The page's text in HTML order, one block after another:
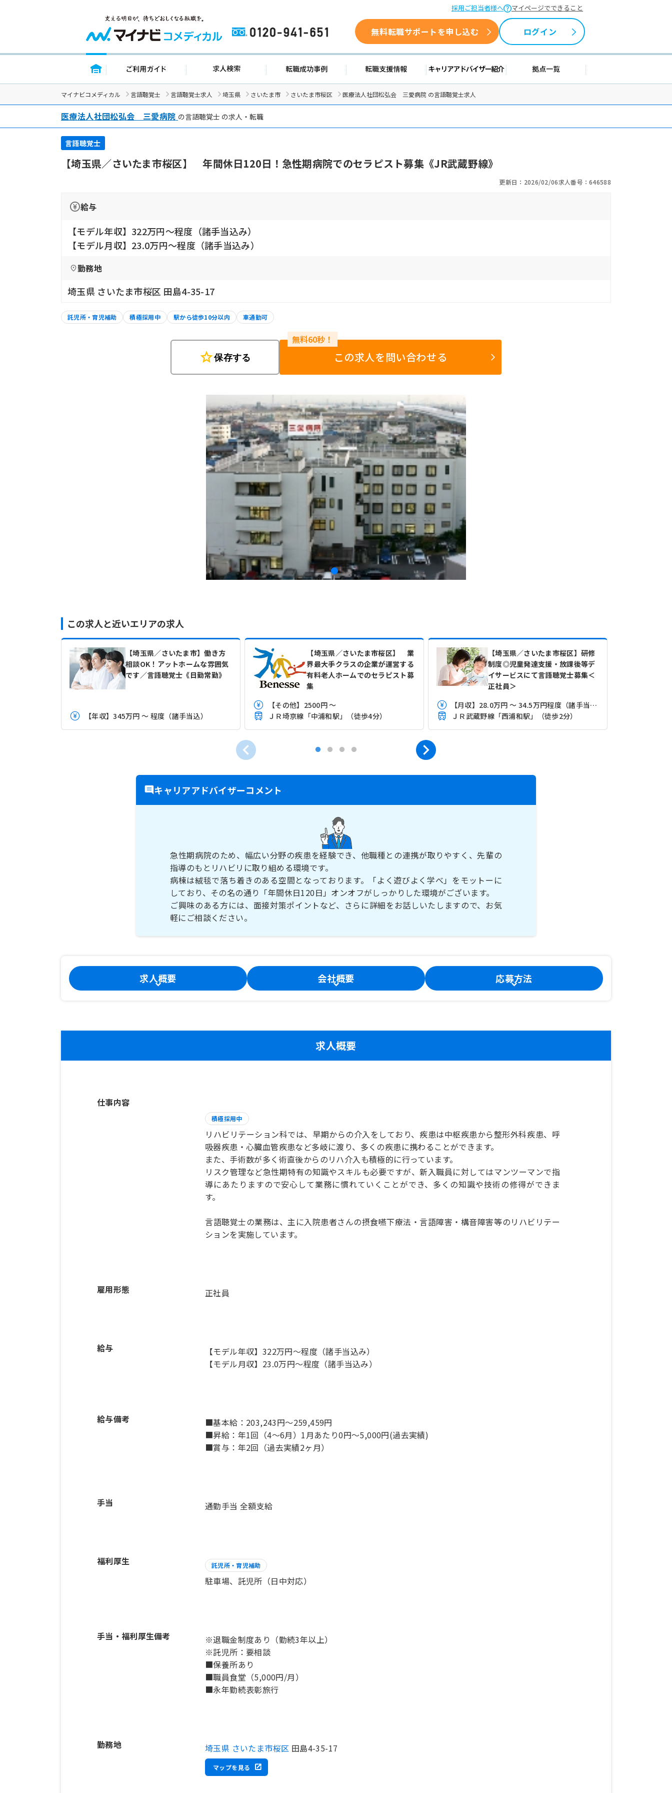
採用ご担当者様へ マイページでできること
0120-941-651 無料転職サポートを申し込む ログイン
トップページ ご利用ガイド 求人検索 転職成功事例 転職支援情報 キャリアアドバイザー紹介 拠点一覧
マイナビコメディカル 言語聴覚士 言語聴覚士求人 埼玉県 さいたま市 さいたま市桜区 医療法人社団松弘会 三愛病院 の言語聴覚士求人
医療法人社団松弘会 三愛病院 の言語聴覚士 の求人・転職
言語聴覚士
【埼玉県／さいたま市桜区】 年間休日120日！急性期病院でのセラピスト募集《JR武蔵野線》
更新日：2026/02/06求人番号：646588
給与
【モデル年収】322万円〜程度（諸手当込み）
【モデル月収】23.0万円〜程度（諸手当込み）
勤務地
埼玉県 さいたま市桜区 田島4-35-17
託児所・育児補助 積極採用中 駅から徒歩10分以内 車通勤可
star保存する この求人を問い合わせる
この求人と近いエリアの求人
【埼玉県／さいたま市】働き方
相談OK！アットホームな雰囲気
です／言語聴覚士《日勤常勤》
【年収】345万円 ～ 程度（諸手当込）
【埼玉県／さいたま市桜区】 業
界最大手クラスの企業が運営する
有料老人ホームでのセラピスト募
集
【その他】2500円 ～
ＪＲ埼京線「中浦和駅」（徒歩4分）
【埼玉県／さいたま市桜区】研修
制度◎児童発達支援・放課後等デ
イサービスにて言語聴覚士募集＜
正社員＞
【月収】28.0万円 ～ 34.5万円程度（諸手当込み）
ＪＲ武蔵野線「西浦和駅」（徒歩2分）
キャリアアドバイザーコメント
急性期病院のため、幅広い分野の疾患を経験でき、他職種との連携が取りやすく、先輩の
指導のもとリハビリに取り組める環境です。
病棟は絨毯で落ち着きのある空間となっております。「よく遊びよく学べ」をモットーに
しており、その名の通り「年間休日120日」オンオフがしっかりした環境がございます。
ご興味のある方には、面接対策ポイントなど、さらに詳細をお話しいたしますので、お気
軽にご相談ください。
求人概要 会社概要 応募方法
求人概要
仕事内容
積極採用中
リハビリテーション科では、早期からの介入をしており、疾患は中枢疾患から整形外科疾患、呼
吸器疾患・心臓血管疾患など多岐に渡り、多くの疾患に携わることができます。
また、手術数が多く術直後からのリハ介入も積極的に行っています。
リスク管理など急性期特有の知識やスキルも必要ですが、新入職員に対してはマンツーマンで指
導にあたりますので安心して業務に慣れていくことができ、多くの知識や技術の修得ができま
す。
言語聴覚士の業務は、主に入院患者さんの摂食嚥下療法・言語障害・構音障害等のリハビリテー
ションを実施しています。
雇用形態 正社員
給与
【モデル年収】322万円〜程度（諸手当込み）
【モデル月収】23.0万円〜程度（諸手当込み）
給与備考
■基本給：203,243円～259,459円
■昇給：年1回（4～6月）1月あたり0円～5,000円(過去実績)
手当 通勤手当 全額支給
福利厚生 託児所・育児補助
駐車場、託児所（日中対応）
手当・福利厚生備考
※退職金制度あり（勤続3年以上）
※託児所：要相談
■保養所あり
■職員食堂（5,000円/月）
■永年勤続表彰旅行
勤務地 埼玉県 さいたま市桜区 田島4-35-17
マップを見る